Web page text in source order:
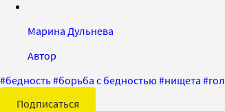
Марина Дульнева
Автор
#бедность#борьба с бедностью #нищета #
Подписаться